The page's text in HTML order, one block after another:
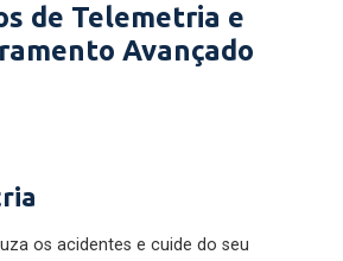
de Telemetria e
Avançado
os acidentes e cuide do seu